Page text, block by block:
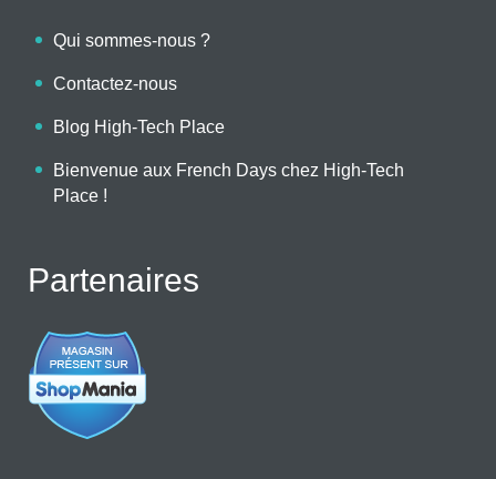
Qui sommes-nous ?
Contactez-nous
Blog High-Tech Place
Bienvenue aux French Days chez High-Tech
Place !
Partenaires